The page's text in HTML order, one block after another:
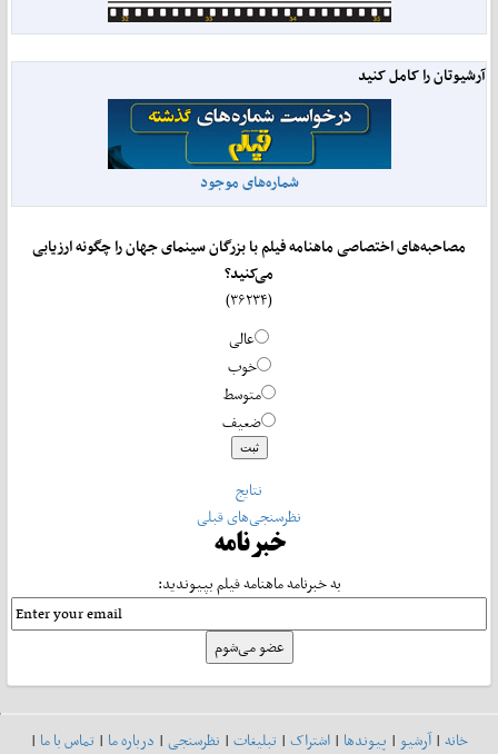
آرشیوتان را کامل کنید
شماره‌های موجود
مصاحبه‌های اختصاصی ماهنامه فیلم با بزرگان سینمای جهان را چگونه ارزیابی
می‌کنید؟
عالی
خوب
متوسط
ضعیف
نتایج
نظرسنجی‌های قبلی
خبرنامه
به خبرنامه ماهنامه فیلم بپیوندید:
خانه|آرشیو| پیوندها| اشتراک| تبلیغات| نظرسنجی| درباره ما| تماس با ما|